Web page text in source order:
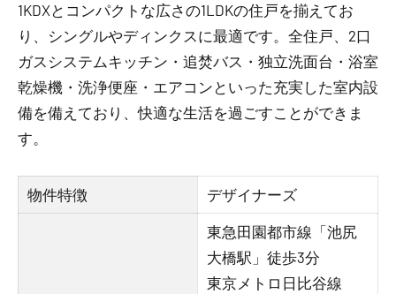
1KDXとコンパクトな広さの1LDKの住戸を揃えてお
り、シングルやディンクスに最適です。全住戸、2口
ガスシステムキッチン・追焚バス・独立洗面台・浴室
乾燥機・洗浄便座・エアコンといった充実した室内設
備を備えており、快適な生活を過ごすことができま
す。
物件特徴 デザイナーズ
東急田園都市線「池尻
大橋駅」徒歩3分
東京メトロ日比谷線